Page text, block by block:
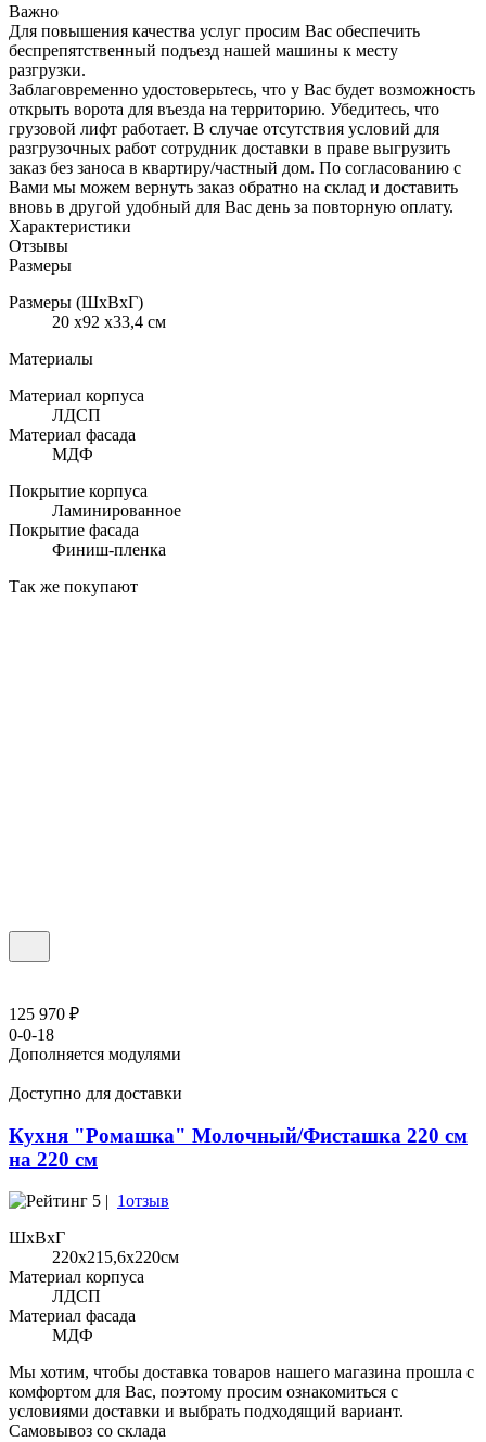
Важно
Для повышения качества услуг просим Вас обеспечить
беспрепятственный подъезд нашей машины к месту
разгрузки.
Заблаговременно удостоверьтесь, что у Вас будет возможность
открыть ворота для въезда на территорию. Убедитесь, что
грузовой лифт работает. В случае отсутствия условий для
разгрузочных работ сотрудник доставки в праве выгрузить
заказ без заноса в квартиру/частный дом. По согласованию с
Вами мы можем вернуть заказ обратно на склад и доставить
вновь в другой удобный для Вас день за повторную оплату.
Характеристики
Отзывы
Размеры
Размеры (ШхВхГ)
20 x92 x33,4 см
Материалы
Материал корпуса
ЛДСП
Материал фасада
МДФ
Покрытие корпуса
Ламинированное
Покрытие фасада
Финиш-пленка
Так же покупают
125 970 ₽
0-0-18
Дополняется модулями
Доступно для доставки
Кухня "Ромашка" Молочный/Фисташка 220 см
на 220 см
5 | 1отзыв
ШхВхГ
220x215,6х220см
Материал корпуса
ЛДСП
Материал фасада
МДФ
Мы хотим, чтобы доставка товаров нашего магазина прошла с
комфортом для Вас, поэтому просим ознакомиться с
условиями доставки и выбрать подходящий вариант.
Самовывоз со склада